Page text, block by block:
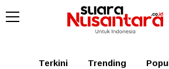
Kalbar Kalteng
Terkini Trending